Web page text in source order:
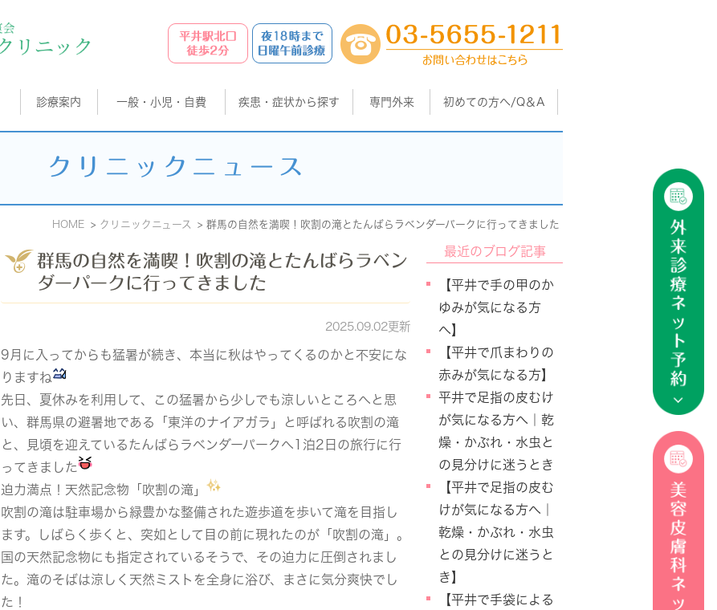
診療案内 一般・小児・自費 疾患・症状から探す 専門外来 初めての方へ/Q＆A
クリニックニュース
HOME クリニックニュース 群馬の自然を満喫！吹割の滝とたんばらラベンダーパークに行ってきました
群馬の自然を満喫！吹割の滝とたんばらラベン
ダーパークに行ってきました
2025.09.02更新
9月に入ってからも猛暑が続き、本当に秋はやってくるのかと不安にな
りますね
先日、夏休みを利用して、この猛暑から少しでも涼しいところへと思
い、群馬県の避暑地である「東洋のナイアガラ」と呼ばれる吹割の滝
と、見頃を迎えているたんばらラベンダーパークへ1泊2日の旅行に行
ってきました
迫力満点！天然記念物「吹割の滝」
吹割の滝は駐車場から緑豊かな整備された遊歩道を歩いて滝を目指し
ます。しばらく歩くと、突如として目の前に現れたのが「吹割の滝」。
国の天然記念物にも指定されているそうで、その迫力に圧倒されまし
た。滝のそばは涼しく天然ミストを全身に浴び、まさに気分爽快でし
た！
最近のブログ記事
【平井で手の甲のか
ゆみが気になる方
へ】
【平井で爪まわりの
赤みが気になる方】
平井で足指の皮むけ
が気になる方へ｜乾
燥・かぶれ・水虫と
の見分けに迷うとき
【平井で足指の皮む
けが気になる方へ｜
乾燥・かぶれ・水虫
との見分けに迷うと
き】
【平井で手袋による